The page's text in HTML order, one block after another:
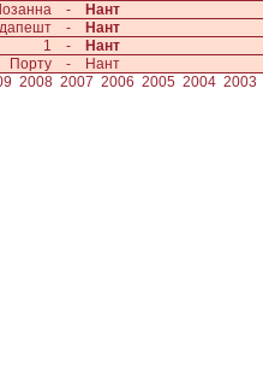
- Нант
- Нант
1 - Нант
Порту -
Нант
2008 2007 2006 2005 2004 2003